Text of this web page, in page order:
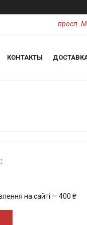
просп.
КОНТАКТЫ
на сайті — 400 ₴